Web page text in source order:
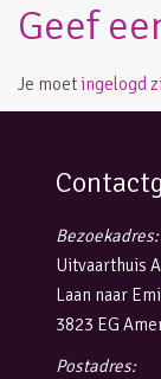
Geef
Je moet ingelogd
Bezoekadres:
Uitvaarthuis
Laan naar
3823 EG
Postadres: